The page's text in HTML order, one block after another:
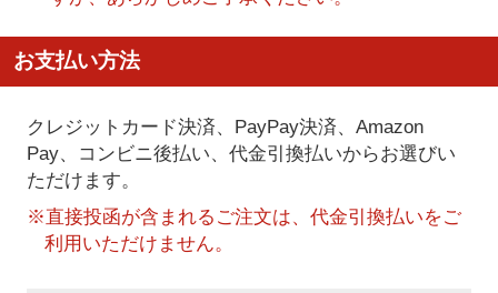
お支払い方法
クレジットカード決済、PayPay決済、Amazon
Pay、コンビニ後払い、代金引換払いからお選びい
ただけます。
※直接投函が含まれるご注文は、代金引換払いをご
利用いただけません。